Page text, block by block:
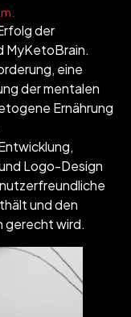
der
MyKetoBrain.
eine
der mentalen
Ernährung
Logo-Design
und den
gerecht wird.